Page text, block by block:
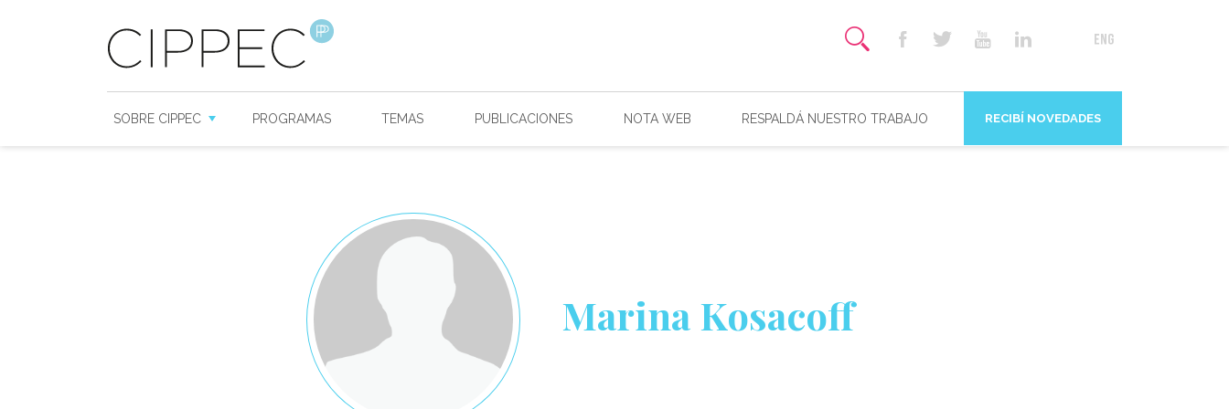
SOBRE CIPPEC PROGRAMAS TEMAS PUBLICACIONES NOTA WEB RESPALDÁ NUESTRO TRABAJO RECIBÍ NOVEDADES
Marina Kosacoff